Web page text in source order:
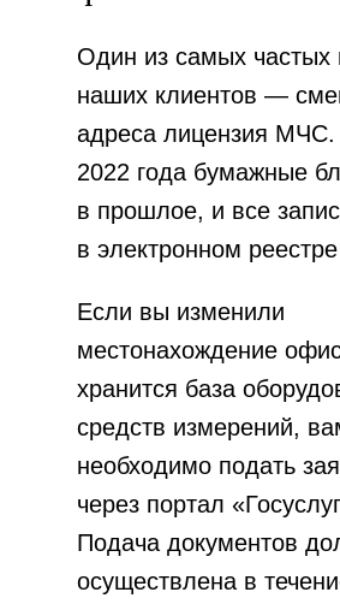
Один из самых частых
наших клиентов —
адреса лицензия
2022 года бумажные
в прошлое, и все
в электронном
Если вы изменили
местонахождение
хранится база
средств измерений,
необходимо подать
через портал
Подача документов
осуществлена в